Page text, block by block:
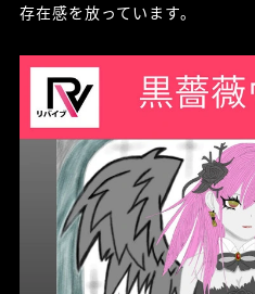
存在感を放っています。